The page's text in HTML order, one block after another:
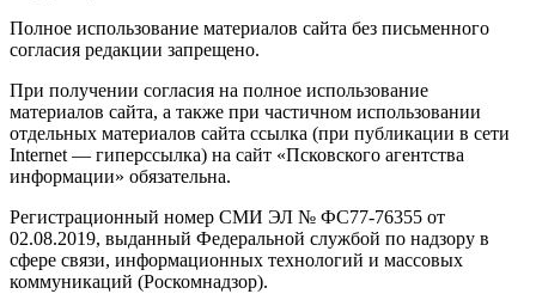
Полное использование материалов сайта без письменного
согласия редакции запрещено.
При получении согласия на полное использование
материалов сайта, а также при частичном использовании
отдельных материалов сайта ссылка (при публикации в сети
Internet — гиперссылка) на сайт «Псковского агентства
информации» обязательна.
Регистрационный номер СМИ ЭЛ № ФС77-76355 от
02.08.2019, выданный Федеральной службой по надзору в
сфере связи, информационных технологий и массовых
коммуникаций (Роскомнадзор).